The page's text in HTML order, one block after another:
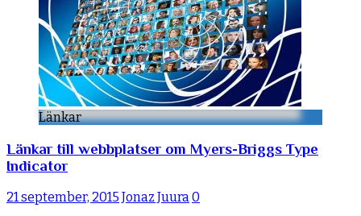
Länkar
Länkar till webbplatser om Myers-Briggs Type
Indicator
21 september, 2015 Jonaz Juura 0